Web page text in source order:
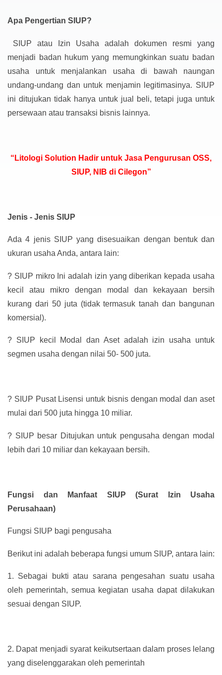
Apa Pengertian SIUP?
SIUP atau Izin Usaha adalah dokumen resmi yang
menjadi badan hukum yang memungkinkan suatu badan
usaha untuk menjalankan usaha di bawah naungan
undang-undang dan untuk menjamin legitimasinya. SIUP
ini ditujukan tidak hanya untuk jual beli, tetapi juga untuk
persewaan atau transaksi bisnis lainnya.
“Litologi Solution Hadir untuk Jasa Pengurusan OSS,
SIUP, NIB di Cilegon”
Jenis - Jenis SIUP
Ada 4 jenis SIUP yang disesuaikan dengan bentuk dan
ukuran usaha Anda, antara lain:
? SIUP mikro Ini adalah izin yang diberikan kepada usaha
kecil atau mikro dengan modal dan kekayaan bersih
kurang dari 50 juta (tidak termasuk tanah dan bangunan
komersial).
? SIUP kecil Modal dan Aset adalah izin usaha untuk
segmen usaha dengan nilai 50- 500 juta.
? SIUP Pusat Lisensi untuk bisnis dengan modal dan aset
mulai dari 500 juta hingga 10 miliar.
? SIUP besar Ditujukan untuk pengusaha dengan modal
lebih dari 10 miliar dan kekayaan bersih.
Fungsi dan Manfaat SIUP (Surat Izin Usaha
Perusahaan)
Fungsi SIUP bagi pengusaha
Berikut ini adalah beberapa fungsi umum SIUP, antara lain:
1. Sebagai bukti atau sarana pengesahan suatu usaha
oleh pemerintah, semua kegiatan usaha dapat dilakukan
sesuai dengan SIUP.
2. Dapat menjadi syarat keikutsertaan dalam proses lelang
yang diselenggarakan oleh pemerintah